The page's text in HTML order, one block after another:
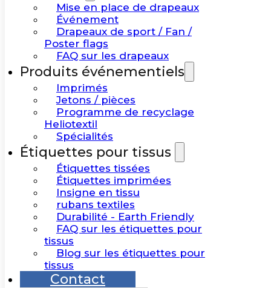
Mise en place de drapeaux
Événement
Drapeaux de sport / Fan /
Poster flags
FAQ sur les drapeaux
Produits événementiels
Imprimés
Jetons / pièces
Programme de recyclage
Heliotextil
Spécialités
Étiquettes pour tissus
Étiquettes tissées
Étiquettes imprimées
Insigne en tissu
rubans textiles
Durabilité - Earth Friendly
FAQ sur les étiquettes pour
tissus
Blog sur les étiquettes pour
tissus
Contact